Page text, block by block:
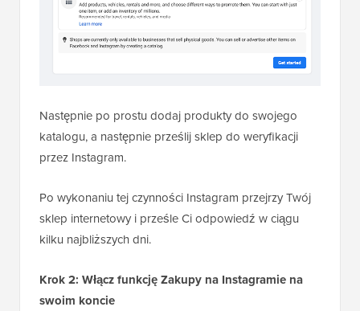
Następnie po prostu dodaj produkty do swojego
katalogu, a następnie prześlij sklep do weryfikacji
przez Instagram.
Po wykonaniu tej czynności Instagram przejrzy Twój
sklep internetowy i prześle Ci odpowiedź w ciągu
kilku najbliższych dni.
Krok 2: Włącz funkcję Zakupy na Instagramie na
swoim koncie